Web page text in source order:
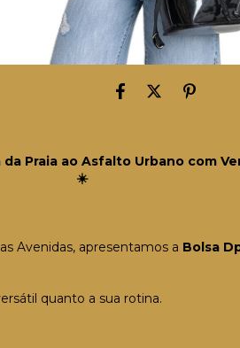
da Praia ao Asfalto Urbano com
☀️
Avenidas, apresentamos a Bolsa
quanto a sua rotina.